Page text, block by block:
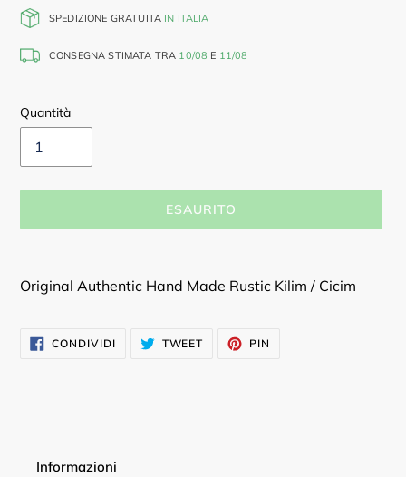
SPEDIZIONE GRATUITA IN ITALIA
CONSEGNA STIMATA TRA 10/08 E 11/08
Quantità
ESAURITO
del
prodotto
carrello
Original Authentic Hand Made Rustic Kilim / Cicim
CONDIVIDICONDIVIDI
SU
TWEET TWITTA PIN
Informazioni